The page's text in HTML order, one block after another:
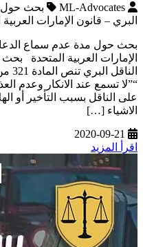
ML-Advocates
بحث حول
البري – قانون الإمارات العربية
بحث حول مدة عدم سماع
الإمارات العربية المتحدة
على الناقل بسبب التأخير أو
الاشياء […]
2020-09-21
اقرأ المزيد